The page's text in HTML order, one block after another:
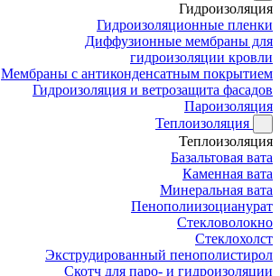
Гидроизоляция
Гидроизоляционные пленки
Диффузионные мембраны для
гидроизоляции кровли
Мембраны с антиконденсатным покрытием
Гидроизоляция и ветрозащита фасадов
Пароизоляция
Теплоизоляция
Теплоизоляция
Базальтовая вата
Каменная вата
Минеральная вата
Пенополиизоцианурат
Стекловолокно
Стеклохолст
Экструдированный пенополистирол
Скотч для паро- и гидроизоляции